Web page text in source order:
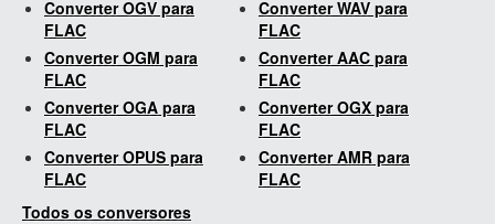
Converter OGV para
FLAC
Converter WAV para
FLAC
Converter OGM para
FLAC
Converter AAC para
FLAC
Converter OGA para
FLAC
Converter OGX para
FLAC
Converter OPUS para
FLAC
Converter AMR para
FLAC
Todos os conversores